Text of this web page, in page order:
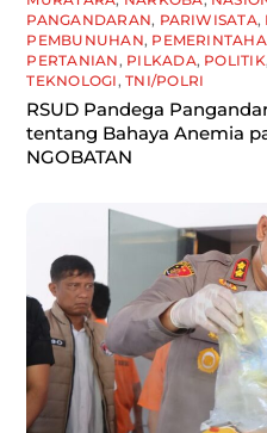
PANGANDARAN, PARIWISATA,
PEMBUNUHAN,
PERTANIAN, PILKADA, POLITIK,
TEKNOLOGI,TNI/POLRI
RSUD Pandega
tentang Bahaya Anemia
NGOBATAN